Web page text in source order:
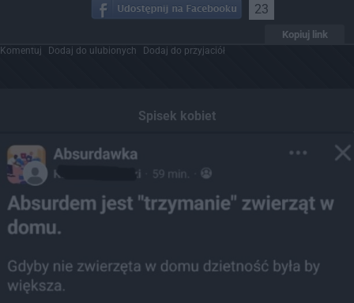
23
Kopiuj link
Komentuj Dodaj do ulubionych Dodaj do przyjaciół
Spisek kobiet